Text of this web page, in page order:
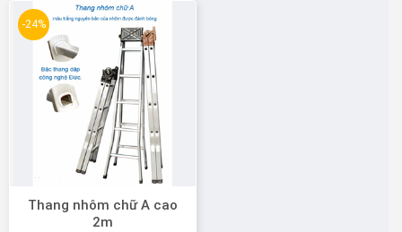
-24%
Thang nhôm chữ A cao
2m